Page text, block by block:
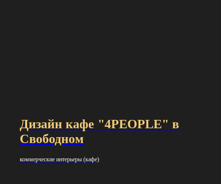
Дизайн кафе "4PEOPLE" в
Свободном
коммерческие интерьеры (кафе)